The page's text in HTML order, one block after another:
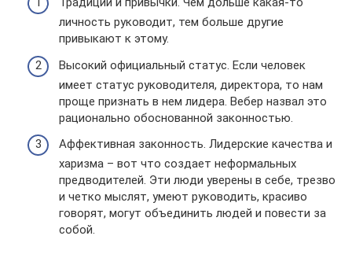
личность руководит, тем больше другие
привыкают к этому.
Высокий официальный статус. Если человек
имеет статус руководителя, директора, то нам
проще признать в нем лидера. Вебер назвал это
рационально обоснованной законностью.
Аффективная законность. Лидерские качества и
харизма – вот что создает неформальных
предводителей. Эти люди уверены в себе, трезво
и четко мыслят, умеют руководить, красиво
говорят, могут объединить людей и повести за
собой.